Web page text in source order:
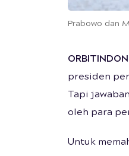
Prabowo dan
presiden
Tapi
oleh para
Untuk